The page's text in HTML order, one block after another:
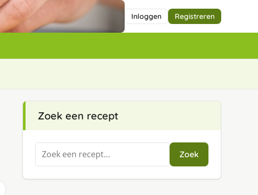
Inloggen Registreren
Zoek een recept
Zoeken
naar:
Zoek